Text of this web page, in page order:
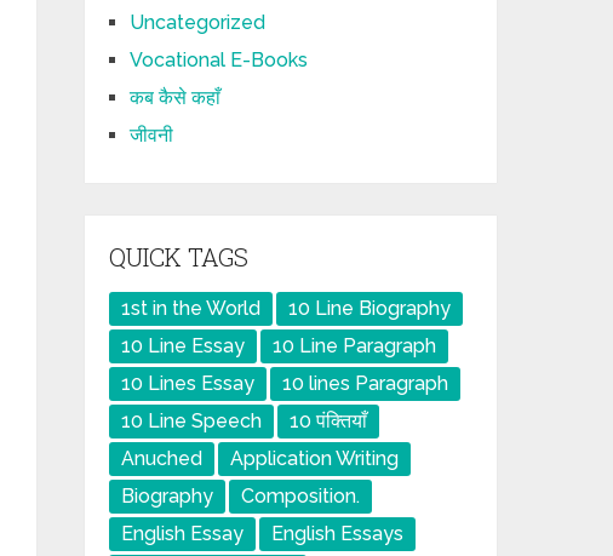
Uncategorized
Vocational E-Books
कब कैसे कहाँ
जीवनी
QUICK TAGS
1st in the World
10 Line Biography
10 Line Essay
10 Line Paragraph
10 Lines Essay
10 lines Paragraph
10 Line Speech
10 पंक्तियाँ
Anuched
Application Writing
Biography
Composition.
English Essay
English Essays